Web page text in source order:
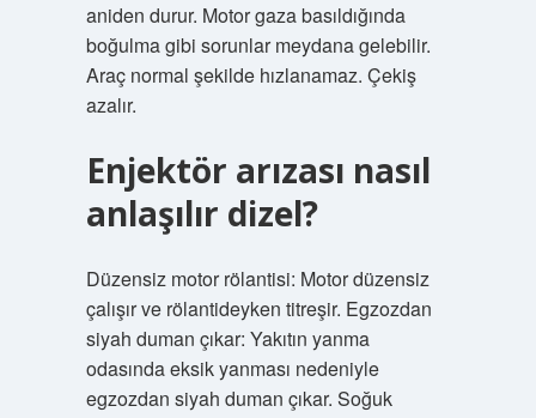
aniden durur. Motor gaza basıldığında
boğulma gibi sorunlar meydana gelebilir.
Araç normal şekilde hızlanamaz. Çekiş
azalır.
Enjektör arızası nasıl
anlaşılır dizel?
Düzensiz motor rölantisi: Motor düzensiz
çalışır ve rölantideyken titreşir. Egzozdan
siyah duman çıkar: Yakıtın yanma
odasında eksik yanması nedeniyle
egzozdan siyah duman çıkar. Soğuk